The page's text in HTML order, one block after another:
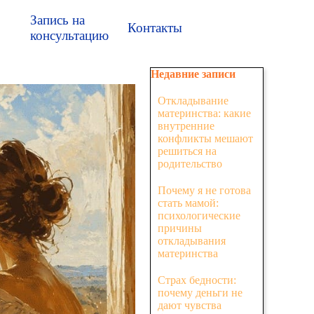
Запись на
консультацию
Контакты
Пропустить блок Недавние
Недавние записи
Откладывание
материнства: какие
внутренние
конфликты мешают
решиться на
родительство
Почему я не готова
стать мамой:
психологические
причины
откладывания
материнства
Страх бедности:
почему деньги не
дают чувства